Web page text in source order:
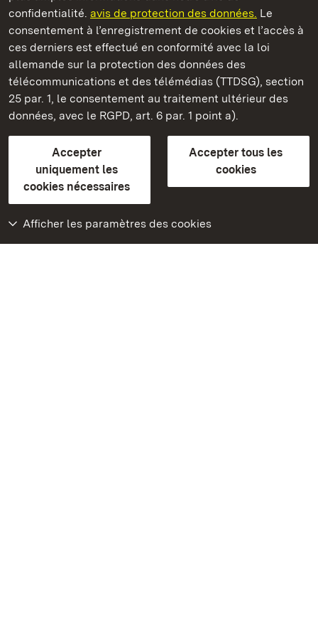
confidentialité. avis de protection des données. Le
consentement à l’enregistrement de cookies et l’accès à
ces derniers est effectué en conformité avec la loi
allemande sur la protection des données des
télécommunications et des télémédias (TTDSG), section
25 par. 1, le consentement au traitement ultérieur des
données, avec le RGPD, art. 6 par. 1 point a).
Accepter
uniquement les
cookies nécessaires
Accepter tous les
cookies
Afficher les paramètres des cookies
Nouveau Château de Tettnang
Châteaux et jardins publics du Bade-Wurtemberg
FAQ et réponsesMentions légalesProtection des données
Explications sur l’accessibilité
BITV-konform (geprüfte Seiten)
plus loin
Accueil
Monuments
Rendez-nous visite